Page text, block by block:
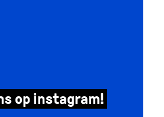
op instagram!